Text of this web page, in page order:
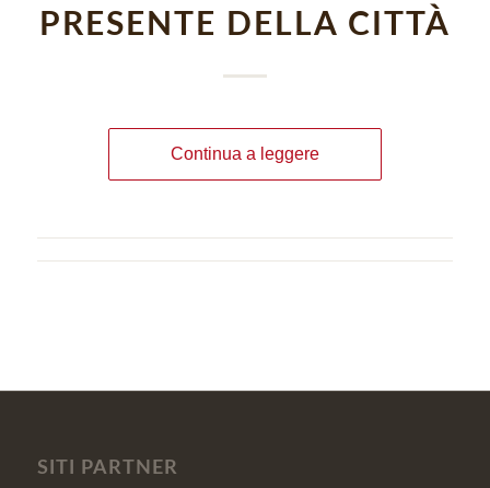
PRESENTE DELLA CITTÀ
Continua a leggere
SITI PARTNER